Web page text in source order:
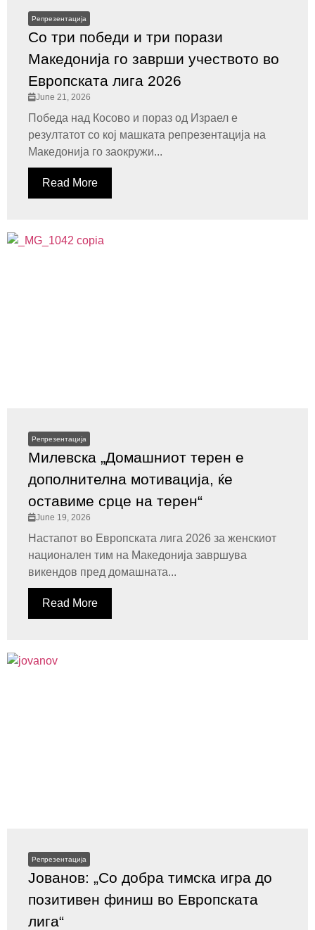
Репрезентација
Со три победи и три порази
Македонија го заврши учеството во
Европската лига 2026
June 21, 2026
Победа над Косово и пораз од Израел е
резултатот со кој машката репрезентација на
Македонија го заокружи...
Read More
Репрезентација
Милевска „Домашниот терен е
дополнителна мотивација, ќе
оставиме срце на терен“
June 19, 2026
Настапот во Европската лига 2026 за женскиот
национален тим на Македонија завршува
викендов пред домашната...
Read More
Репрезентација
Јованов: „Со добра тимска игра до
позитивен финиш во Европската
лига“